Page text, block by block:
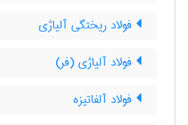
فولاد ریختگی آلیاژی
فولاد آلیاژی (فر)
فولاد آلفاتیزه